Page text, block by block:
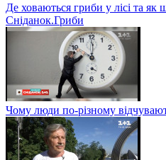
Де ховаються гриби у лісі та
Сніданок.Гриби
Чому люди по-різному